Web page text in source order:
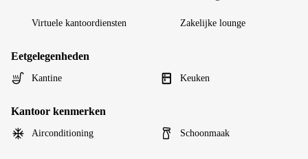
Virtuele kantoordiensten Zakelijke lounge
Eetgelegenheden
Kantine Keuken
Kantoor kenmerken
Airconditioning Schoonmaak